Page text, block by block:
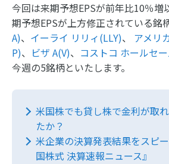
今回は来期予想EPSが前年比10％増
期予想EPSが上方修正されている銘
A)、 イーライ リリィ(LLY)、 アメリ
P)、 ビザ A(V)、 コストコ ホールセ
今週の5銘柄といたします。
米国株でも貸し株で金利が取
たか？
米企業の決算発表結果をスピ
国株式 決算速報ニュース』